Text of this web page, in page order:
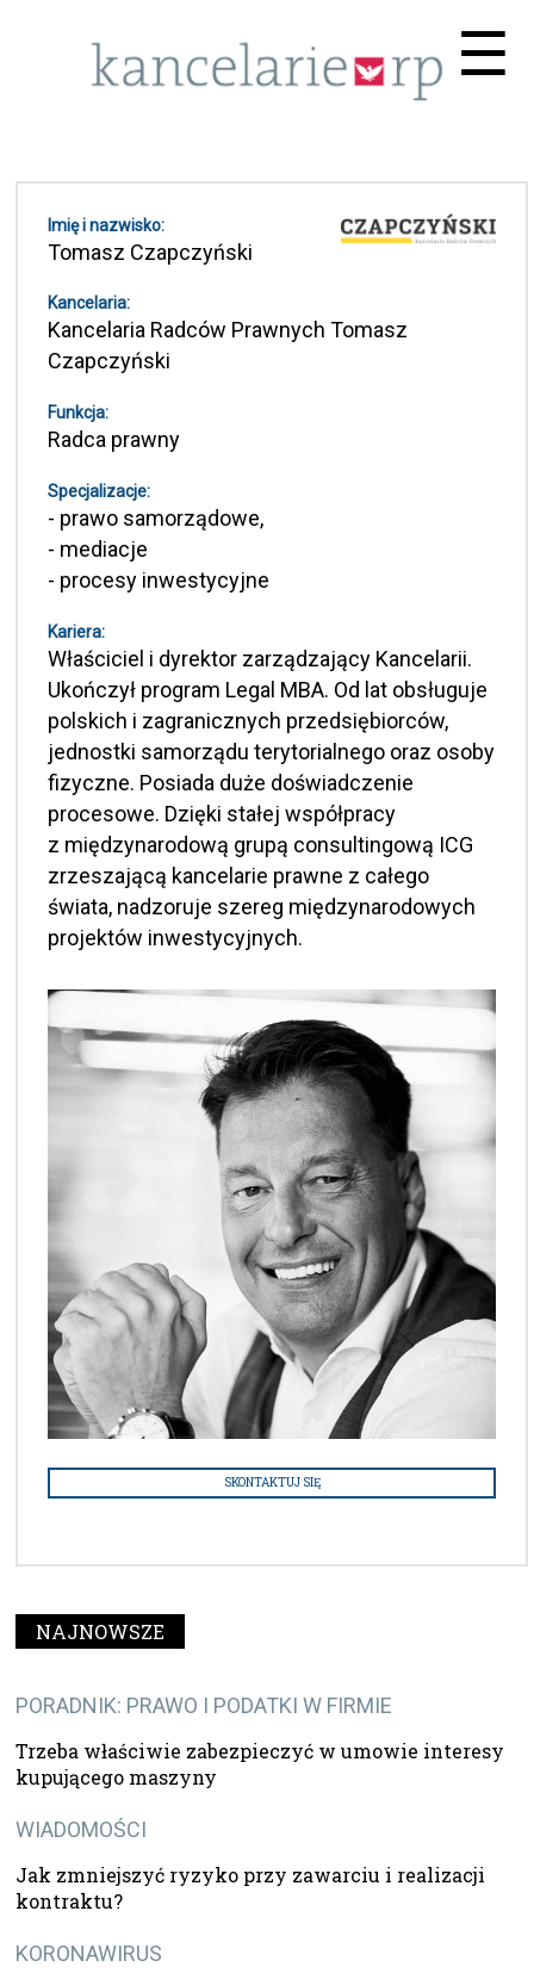
☰
Imię i nazwisko:
Tomasz Czapczyński
Kancelaria:
Kancelaria Radców Prawnych Tomasz
Czapczyński
Funkcja:
Radca prawny
Specjalizacje:
- prawo samorządowe,
- mediacje
- procesy inwestycyjne
Kariera:
Właściciel i dyrektor zarządzający Kancelarii.
Ukończył program Legal MBA. Od lat obsługuje
polskich i zagranicznych przedsiębiorców,
jednostki samorządu terytorialnego oraz osoby
fizyczne. Posiada duże doświadczenie
procesowe. Dzięki stałej współpracy
z międzynarodową grupą consultingową ICG
zrzeszającą kancelarie prawne z całego
świata, nadzoruje szereg międzynarodowych
projektów inwestycyjnych.
SKONTAKTUJ SIĘ
NAJNOWSZE
PORADNIK: PRAWO I PODATKI W FIRMIE
Trzeba właściwie zabezpieczyć w umowie interesy
kupującego maszyny
WIADOMOŚCI
Jak zmniejszyć ryzyko przy zawarciu i realizacji
kontraktu?
KORONAWIRUS